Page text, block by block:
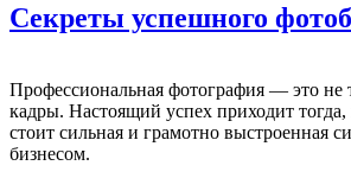
Секреты успешного
Профессиональная фотография — это не
кадры. Настоящий успех приходит тогда,
стоит сильная и грамотно выстроенная
бизнесом.